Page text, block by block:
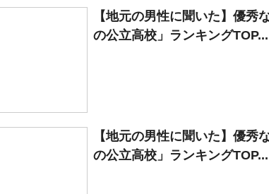
【地元の男性に聞いた】優秀
の公立高校」ランキングTOP...
【地元の男性に聞いた】優秀
の公立高校」ランキングTOP...